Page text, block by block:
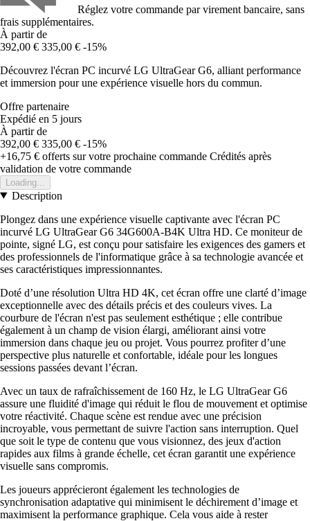
Réglez votre commande par virement bancaire, sans
frais supplémentaires.
À partir de
392,00 € 335,00 € -15%
Découvrez l'écran PC incurvé LG UltraGear G6, alliant performance
et immersion pour une expérience visuelle hors du commun.
Offre partenaire
Expédié en 5 jours
À partir de
392,00 € 335,00 € -15%
+16,75 € offerts sur votre prochaine commande Crédités après
validation de votre commande
Loading...
Description
Plongez dans une expérience visuelle captivante avec l'écran PC
incurvé LG UltraGear G6 34G600A-B4K Ultra HD. Ce moniteur de
pointe, signé LG, est conçu pour satisfaire les exigences des gamers et
des professionnels de l'informatique grâce à sa technologie avancée et
ses caractéristiques impressionnantes.
Doté d’une résolution Ultra HD 4K, cet écran offre une clarté d’image
exceptionnelle avec des détails précis et des couleurs vives. La
courbure de l'écran n'est pas seulement esthétique ; elle contribue
également à un champ de vision élargi, améliorant ainsi votre
immersion dans chaque jeu ou projet. Vous pourrez profiter d’une
perspective plus naturelle et confortable, idéale pour les longues
sessions passées devant l’écran.
Avec un taux de rafraîchissement de 160 Hz, le LG UltraGear G6
assure une fluidité d'image qui réduit le flou de mouvement et optimise
votre réactivité. Chaque scène est rendue avec une précision
incroyable, vous permettant de suivre l'action sans interruption. Quel
que soit le type de contenu que vous visionnez, des jeux d'action
rapides aux films à grande échelle, cet écran garantit une expérience
visuelle sans compromis.
Les joueurs apprécieront également les technologies de
synchronisation adaptative qui minimisent le déchirement d’image et
maximisent la performance graphique. Cela vous aide à rester